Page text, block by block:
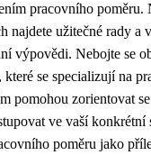
pracovního poměru.
najdete užitečné rady a
výpovědi. Nebojte se
, které se specializují na
pomohou zorientovat
ve vaší
poměru jako